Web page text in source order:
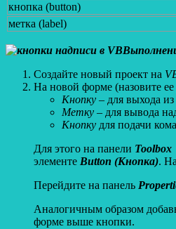
кнопка (button)
метка (label)
Создайте новый проект на
На новой форме (назовите ее
Кнопку – для выхода
Метку – для вывода
Кнопку для подачи
Для этого на панели
элементе Button (Кнопка).
Перейдите на панель
Аналогичным образом
форме выше кнопки.